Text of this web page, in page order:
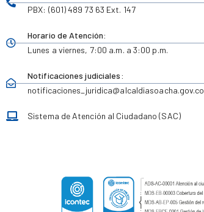
PBX: (601) 489 73 63 Ext. 147
Horario de Atención:
Lunes a viernes, 7:00 a.m. a 3:00 p.m.
Notificaciones judiciales:
notificaciones_juridica@alcaldiasoacha.gov.co
Sistema de Atención al Ciudadano (SAC)